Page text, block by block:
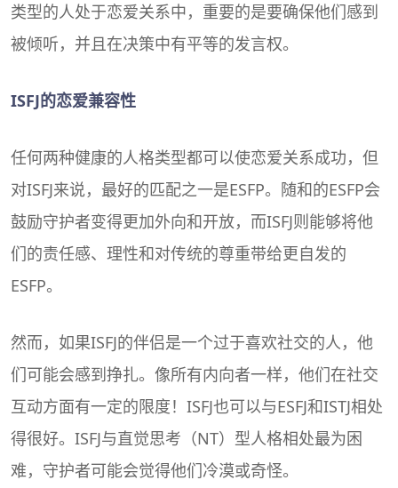
类型的人处于恋爱关系中，重要的是要确保他们感到
被倾听，并且在决策中有平等的发言权。
ISFJ的恋爱兼容性
任何两种健康的人格类型都可以使恋爱关系成功，但
对ISFJ来说，最好的匹配之一是ESFP。随和的ESFP会
鼓励守护者变得更加外向和开放，而ISFJ则能够将他
们的责任感、理性和对传统的尊重带给更自发的
ESFP。
然而，如果ISFJ的伴侣是一个过于喜欢社交的人，他
们可能会感到挣扎。像所有内向者一样，他们在社交
互动方面有一定的限度！ISFJ也可以与ESFJ和ISTJ相处
得很好。ISFJ与直觉思考（NT）型人格相处最为困
难，守护者可能会觉得他们冷漠或奇怪。